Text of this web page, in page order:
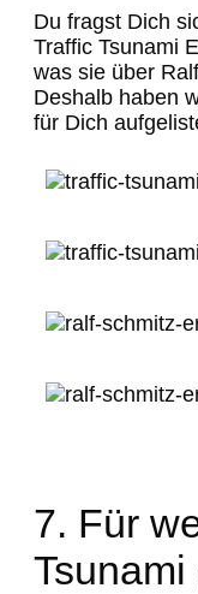
Du fragst Dich
Traffic Tsunami
was sie über
Deshalb haben
für Dich
7. Für